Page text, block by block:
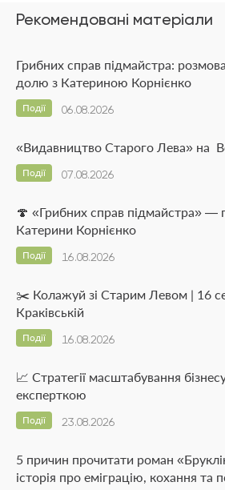
Рекомендовані матеріали
Грибних справ підмайстра:
долю з Катериною Корнієнко
06.08.2026
Події
«Видавництво Старого Лева» на
07.08.2026
Події
🍄 «Грибних справ підмайстра» —
Катерини Корнієнко
16.08.2026
Події
✂️ Колажуй зі Старим Левом | 16
Краківській
16.08.2026
Події
📈 Стратегії масштабування
експерткою
23.08.2026
Події
5 причин прочитати роман
історія про еміграцію, кохання та